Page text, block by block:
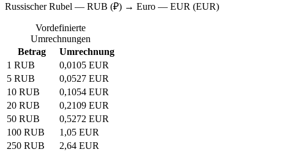
Russischer Rubel — RUB (₽) → Euro — EUR (EUR)
Vordefinierte
Umrechnungen
Betrag
Umrechnung
1 RUB
0,0105 EUR
5 RUB
0,0527 EUR
10 RUB
0,1054 EUR
20 RUB
0,2109 EUR
50 RUB
0,5272 EUR
100 RUB
1,05 EUR
250 RUB
2,64 EUR